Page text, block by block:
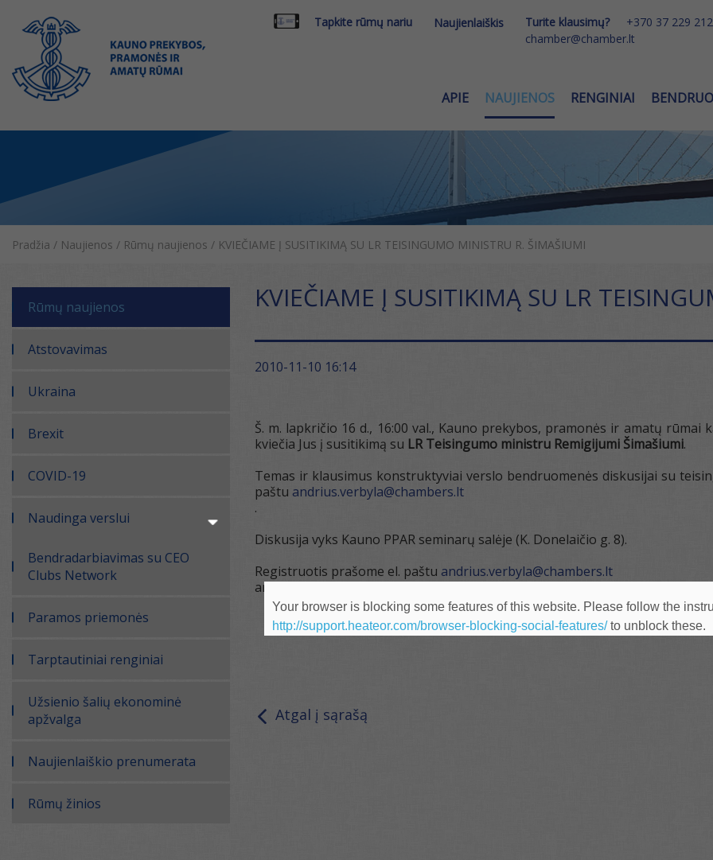
Tapkite rūmų nariu Naujienlaiškis Turite klausimų?
+370 37 229 212
chamber@chamber.lt
APIE NAUJIENOS RENGINIAI
Pradžia / Naujienos / Rūmų naujienos / KVIEČIAME Į SUSITIKIMĄ SU LR TEISINGUMO MINISTRU R. ŠIMAŠIUMI
Rūmų naujienos
Atstovavimas
Ukraina
Brexit
COVID-19
Naudinga verslui
Bendradarbiavimas su CEO
Clubs Network
Paramos priemonės
Tarptautiniai renginiai
Užsienio šalių ekonominė
apžvalga
Naujienlaiškio prenumerata
Rūmų žinios
KVIEČIAME Į SUSITIKIMĄ SU LR
2010-11-10 16:14
Š. m. lapkričio 16 d., 16:00 val., Kauno prekybos, pramonės ir amatų
kviečia Jus į susitikimą su LR Teisingumo ministru Remigijumi Šimašiumi.
Temas ir klausimus konstruktyviai verslo bendruomenės diskusijai su
paštu andrius.verbyla@chambers.lt
.
Diskusija vyks Kauno PPAR seminarų salėje (K. Donelaičio g. 8).
Registruotis prašome el. paštu andrius.verbyla@chambers.lt
arba tel. (8 37) 201 294.
Atgal į sąrašą
Your browser is blocking some features of this website. Please follow the
http://support.heateor.com/browser-blocking-social-features/to unblock these.